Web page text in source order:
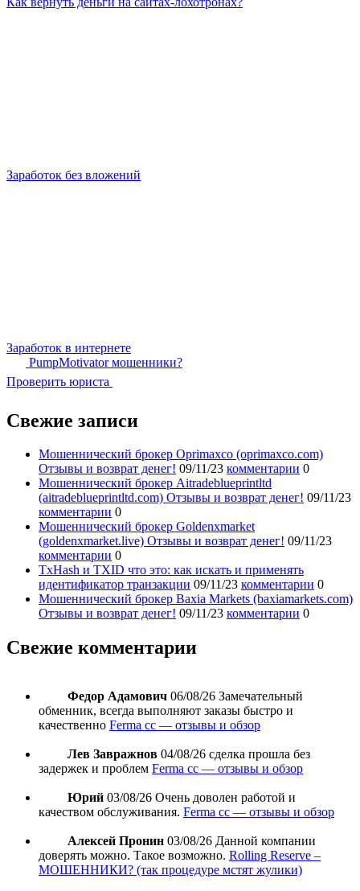
Заработок без вложений
Заработок в интернете
PumpMotivator мошенники?
Проверить юриста
Свежие записи
Мошеннический брокер Oprimaxco (oprimaxco.com)
Отзывы и возврат денег! 09/11/23 комментарии 0
Мошеннический брокер Aitradeblueprintltd
(aitradeblueprintltd.com) Отзывы и возврат денег! 09/11/23
комментарии 0
Мошеннический брокер Goldenxmarket
(goldenxmarket.live) Отзывы и возврат денег! 09/11/23
комментарии 0
TxHash и TXID что это: как искать и применять
идентификатор транзакции 09/11/23 комментарии 0
Мошеннический брокер Baxia Markets (baxiamarkets.com)
Отзывы и возврат денег! 09/11/23 комментарии 0
Свежие комментарии
Федор Адамович 06/08/26 Замечательный
обменник, всегда выполняют заказы быстро и
качественно Ferma cc — отзывы и обзор
Лев Завражнов 04/08/26 сделка прошла без
задержек и проблем Ferma cc — отзывы и обзор
Юрий 03/08/26 Очень доволен работой и
качеством обслуживания. Ferma cc — отзывы и обзор
Алексей Пронин 03/08/26 Данной компании
доверять можно. Такое возможно. Rolling Reserve –
МОШЕННИКИ? (так процедуре мстят жулики)